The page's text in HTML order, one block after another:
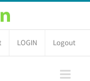
LinkedIn
LOGIN Logout